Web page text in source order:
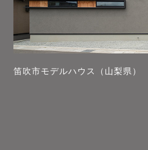
笛吹市モデルハウス（山梨県）